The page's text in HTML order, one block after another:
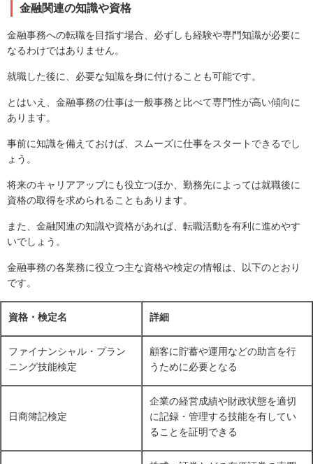
金融関連の知識や資格
金融事務への転職を目指す場合、必ずしも経験や専門知識が必要に
なるわけではありません。
就職した後に、必要な知識を身に付けることも可能です。
とはいえ、金融事務の仕事は一般事務と比べて専門性が高い傾向に
あります。
事前に知識を備えておけば、スムーズに仕事をスタートできるでし
ょう。
将来のキャリアアップにも役立つほか、勤務先によっては就職後に
資格の取得を求められることもあります。
また、金融関連の知識や資格があれば、転職活動を有利に進めやす
いでしょう。
金融事務の各業務に役立つ主な資格や検定の情報は、以下のとおり
です。
資格・検定名 詳細
ファイナンシャル・プラン
ニング技能検定
顧客に貯蓄や運用などの助言を行
うために必要となる
日商簿記検定
企業の経営成績や財政状態を適切
に記録・管理する技能を有してい
ることを証明できる